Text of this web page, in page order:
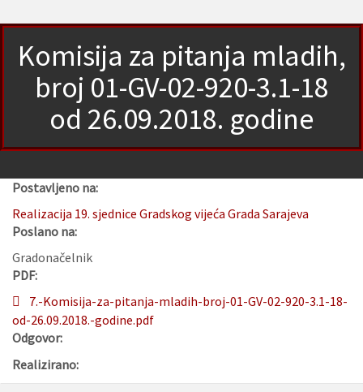
Komisija za pitanja mladih,
broj 01-GV-02-920-3.1-18
od 26.09.2018. godine
Postavljeno na:
Realizacija 19. sjednice Gradskog vijeća Grada Sarajeva
Poslano na:
Gradonačelnik
PDF:
7.-Komisija-za-pitanja-mladih-broj-01-GV-02-920-3.1-18-
od-26.09.2018.-godine.pdf
Odgovor:
Realizirano: